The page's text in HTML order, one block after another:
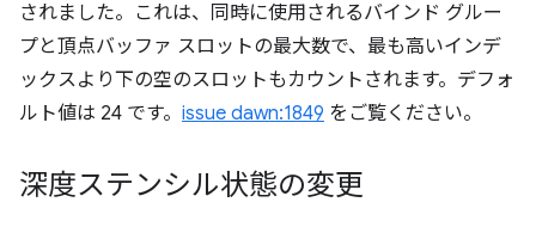
されました。これは、同時に使用されるバインド グルー
プと頂点バッファ スロットの最大数で、最も高いインデ
ックスより下の空のスロットもカウントされます。デフォ
ルト値は 24 です。 issue dawn:1849 をご覧ください。
深度ステンシル状態の変更